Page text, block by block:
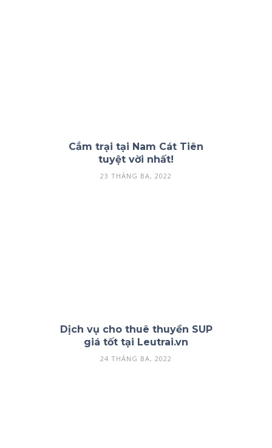
Cắm trại tại Nam Cát Tiên
tuyệt vời nhất!
23 THÁNG BA, 2022
Dịch vụ cho thuê thuyền SUP
giá tốt tại Leutrai.vn
24 THÁNG BA, 2022